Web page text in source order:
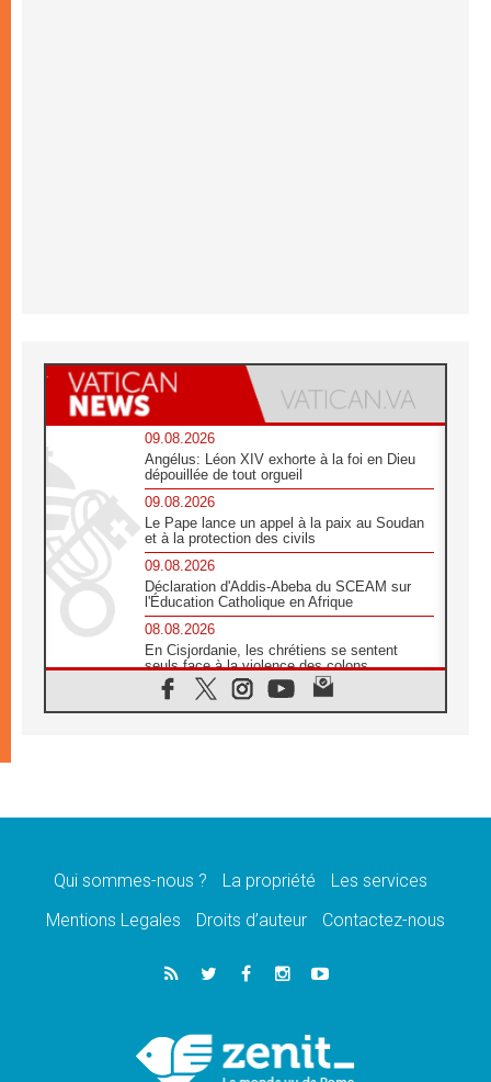
09.08.2026
Angélus: Léon XIV exhorte à la foi en Dieu
dépouillée de tout orgueil
09.08.2026
Le Pape lance un appel à la paix au Soudan
et à la protection des civils
09.08.2026
Déclaration d'Addis-Abeba du SCEAM sur
l'Éducation Catholique en Afrique
08.08.2026
En Cisjordanie, les chrétiens se sentent
seuls face à la violence des colons
08.08.2026
Léon XIV au sanctuaire de Notre Dame du
08.08.2026
08.08.2026
catholiques
Au Bangladesh, l'Église accompagne les
Dalits sur le chemin de la dignité
Philippines: le vicariat apostolique de
Calapan devient un diocèse
Qui sommes-nous ? La propriété
Les services
Mentions Legales
Droits d’auteur Contactez-nous